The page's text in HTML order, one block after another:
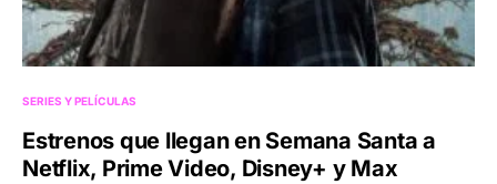
SERIES Y PELÍCULAS
Estrenos que llegan en Semana Santa a
Netflix, Prime Video, Disney+ y Max